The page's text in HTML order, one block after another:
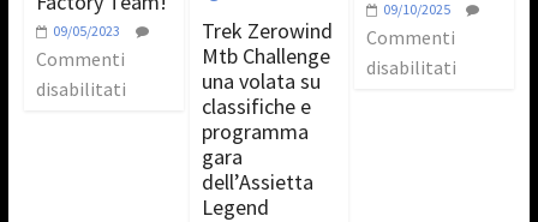
09/05/2023
Commenti
disabilitati
Trek Zerowind
Mtb Challenge
una volata su
classifiche e
programma
gara
dell’Assietta
Legend
09/10/2025
Commenti
disabilitati